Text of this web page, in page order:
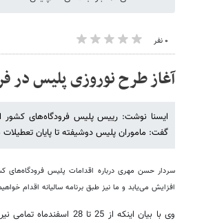
۰ نفر
آغاز طرح نوروزی پلیس در
ایسنا نوشت: رییس پلیس فرودگاه‌های کشور
گفت: ماموران پلیس دوشیفته تا پایان
سردار حسن مهری درباره اقدامات پلیس فرودگاه‌های
افزایش می‌یابد و ما نیز طبق برنامه‌ سالیانه اقدام خواهیم کرد و بر
وی با بیان اینکه از 25